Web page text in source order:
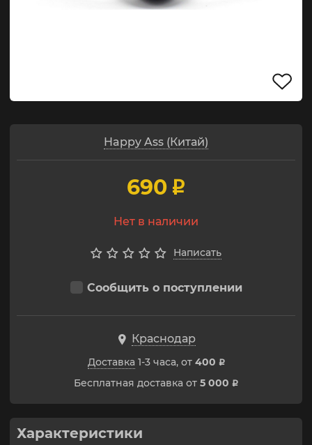
Happy Ass (Китай)
690 p
Нет в наличии
Написать
Сообщить о поступлении
Краснодар
Доставка 1-3 часа, от 400 p
Бесплатная доставка от 5 000 p
Характеристики